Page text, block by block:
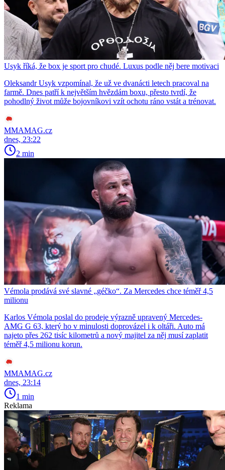
Usyk říká, že box je sport pro chudé. Luxus podle něj bere motivaci
Oleksandr Usyk vzpomínal, že už ve dvanácti letech pracoval na
farmě. Dnes patří k největším hvězdám boxu, přesto tvrdí, že
pohodlný život může bojovníkovi vzít ochotu ráno vstát a trénovat.
MMAMAG.cz
dnes, 23:22
2 min
Vémola prodává své slavné „géčko“. Za Mercedes chce téměř 4,5
milionu
Karlos Vémola poslal do prodeje výrazně upravený Mercedes-
AMG G 63, který ho v minulosti doprovázel i k oltáři. Auto má
najeto přes 262 tisíc kilometrů a nový majitel za něj musí zaplatit
téměř 4,5 milionu korun.
MMAMAG.cz
dnes, 23:14
1 min
Reklama